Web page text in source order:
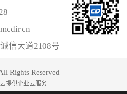
信大道2108号
Rights Reserved
提供企业云服务